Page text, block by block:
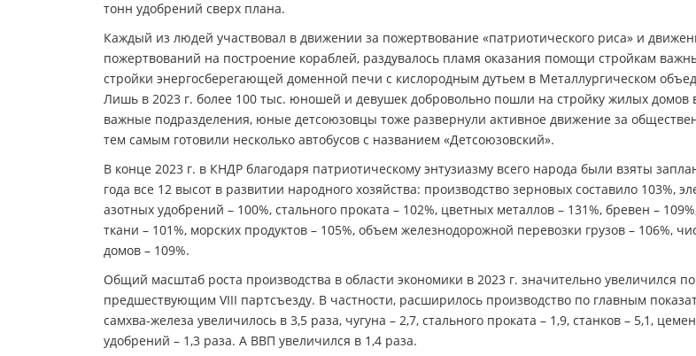
тонн удобрений сверх плана.
Каждый из людей участвовал в движении за пожертвование «патриотического риса» и
пожертвований на построение кораблей, раздувалось пламя оказания помощи стройкам
стройки энергосберегающей доменной печи с кислородным дутьем в Металлургическом
Лишь в 2023 г. более 100 тыс. юношей и девушек добровольно пошли на стройку жилых домов
важные подразделения, юные детсоюзовцы тоже развернули активное движение за
тем самым готовили несколько автобусов с названием «Детсоюзовский».
В конце 2023 г. в КНДР благодаря патриотическому энтузиазму всего народа были взяты
года все 12 высот в развитии народного хозяйства: производство зерновых составило 103%,
азотных удобрений – 100%, стального проката – 102%, цветных металлов – 131%, бревен –
ткани – 101%, морских продуктов – 105%, объем железнодорожной перевозки грузов – 106%,
домов – 109%.
Общий масштаб роста производства в области экономики в 2023 г. значительно увеличился
предшествующим VIII партсъезду. В частности, расширилось производство по главным
самхва-железа увеличилось в 3,5 раза, чугуна – 2,7, стального проката – 1,9, станков – 5,1,
удобрений – 1,3 раза. А ВВП увеличился в 1,4 раза.